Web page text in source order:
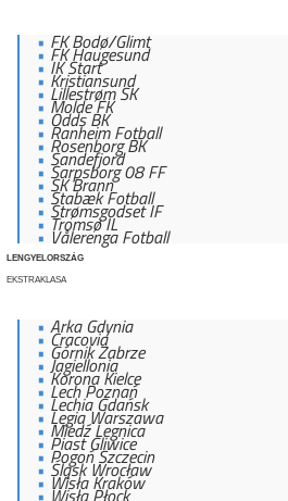
FK Bodø/Glimt
FK Haugesund
IK Start
Kristiansund
Lillestrøm SK
Molde FK
Odds BK
Ranheim Fotball
Rosenborg BK
Sandefjord
Sarpsborg 08 FF
SK Brann
Stabæk Fotball
Strømsgodset IF
Tromsø IL
Vålerenga Fotball
LENGYELORSZÁG
EKSTRAKLASA
Arka Gdynia
Cracovia
Górnik Zabrze
Jagiellonia
Korona Kielce
Lech Poznań
Lechia Gdańsk
Legia Warszawa
Miedź Legnica
Piast Gliwice
Pogoń Szczecin
Śląsk Wrocław
Wisła Kraków
Wisła Płock